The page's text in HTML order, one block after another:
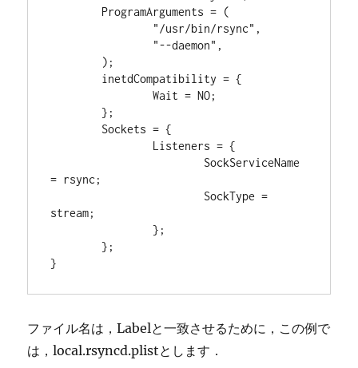
		Wait = NO;
	};
= rsync;
stream;
		};
	};
ファイル名は，Labelと一致させるために，この例で
は，local.rsyncd.plistとします．